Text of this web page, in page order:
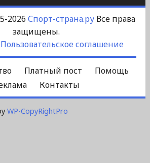
2026 Спорт-страна.руВсе права
защищены.
Пользовательское соглашение
Платный пост
Помощь
Контакты
WP-CopyRightPro